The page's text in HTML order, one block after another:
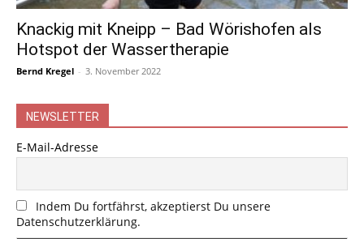
Knackig mit Kneipp – Bad Wörishofen als
Hotspot der Wassertherapie
Bernd Kregel - 3. November 2022
NEWSLETTER
E-Mail-Adresse
Indem Du fortfährst, akzeptierst Du unsere
Datenschutzerklärung.